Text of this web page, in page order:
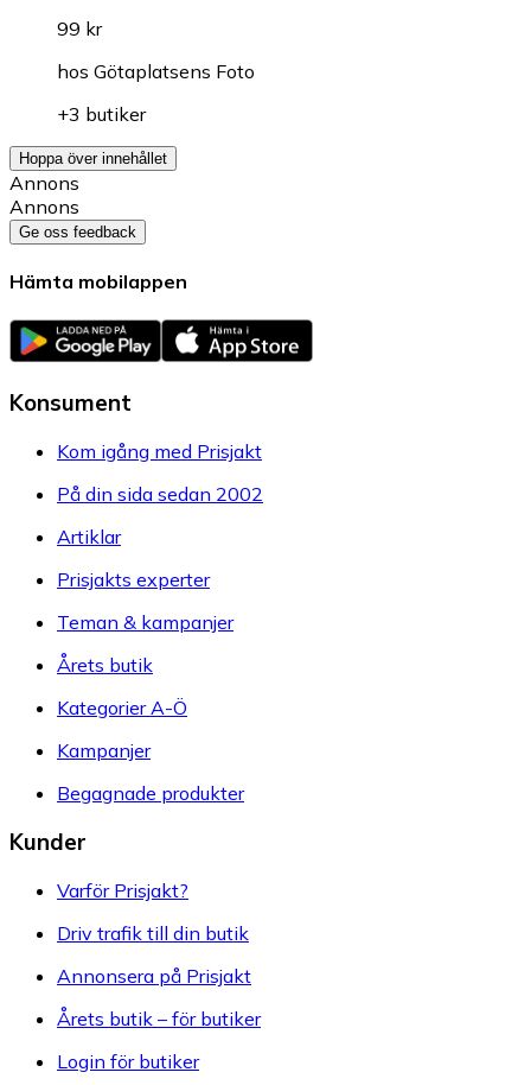
99 kr
hos Götaplatsens Foto
+3 butiker
Hoppa över innehållet
Annons
Annons
Ge oss feedback
Hämta mobilappen
Konsument
Kom igång med Prisjakt
På din sida sedan 2002
Artiklar
Prisjakts experter
Teman & kampanjer
Årets butik
Kategorier A-Ö
Kampanjer
Begagnade produkter
Kunder
Varför Prisjakt?
Driv trafik till din butik
Annonsera på Prisjakt
Årets butik – för butiker
Login för butiker